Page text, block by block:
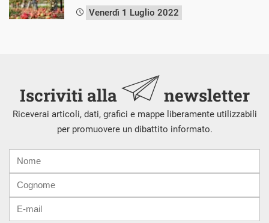
Venerdì 1 Luglio 2022
Iscriviti alla newsletter
Riceverai articoli, dati, grafici e mappe liberamente utilizzabili
per promuovere un dibattito informato.
mail